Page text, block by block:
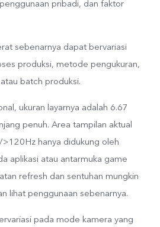
pribadi, dan faktor
sebenarnya dapat bervariasi
produksi, metode pengukuran,
batch produksi.
ukuran layarnya adalah 6.67
penuh. Area tampilan aktual
hanya didukung oleh
aplikasi atau antarmuka game
refresh dan sentuhan mungkin
lihat penggunaan sebenarnya.
pada mode kamera yang